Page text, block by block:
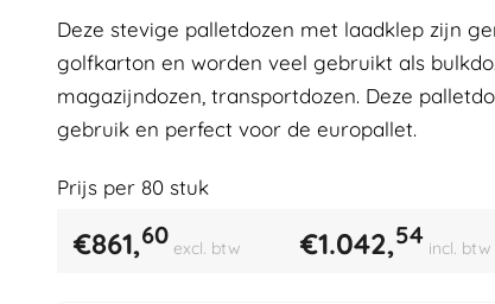
Deze stevige palletdozen met laadklep zijn
golfkarton en worden veel gebruikt als
magazijndozen, transportdozen. Deze
gebruik en perfect voor de europallet.
Prijs per 80stuk
€861,60 excl. btw €1.042,54 incl. btw